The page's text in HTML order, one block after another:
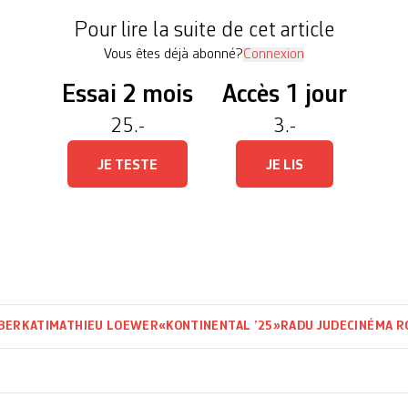
Pour lire la suite de cet article
Vous êtes déjà abonné?Connexion
Essai 2 mois
25.-
JE TESTE
Accès 1 jour
3.-
JE LIS
MATHIEU LOEWER«KONTINENTAL ’25»RADU JUDECINÉMA